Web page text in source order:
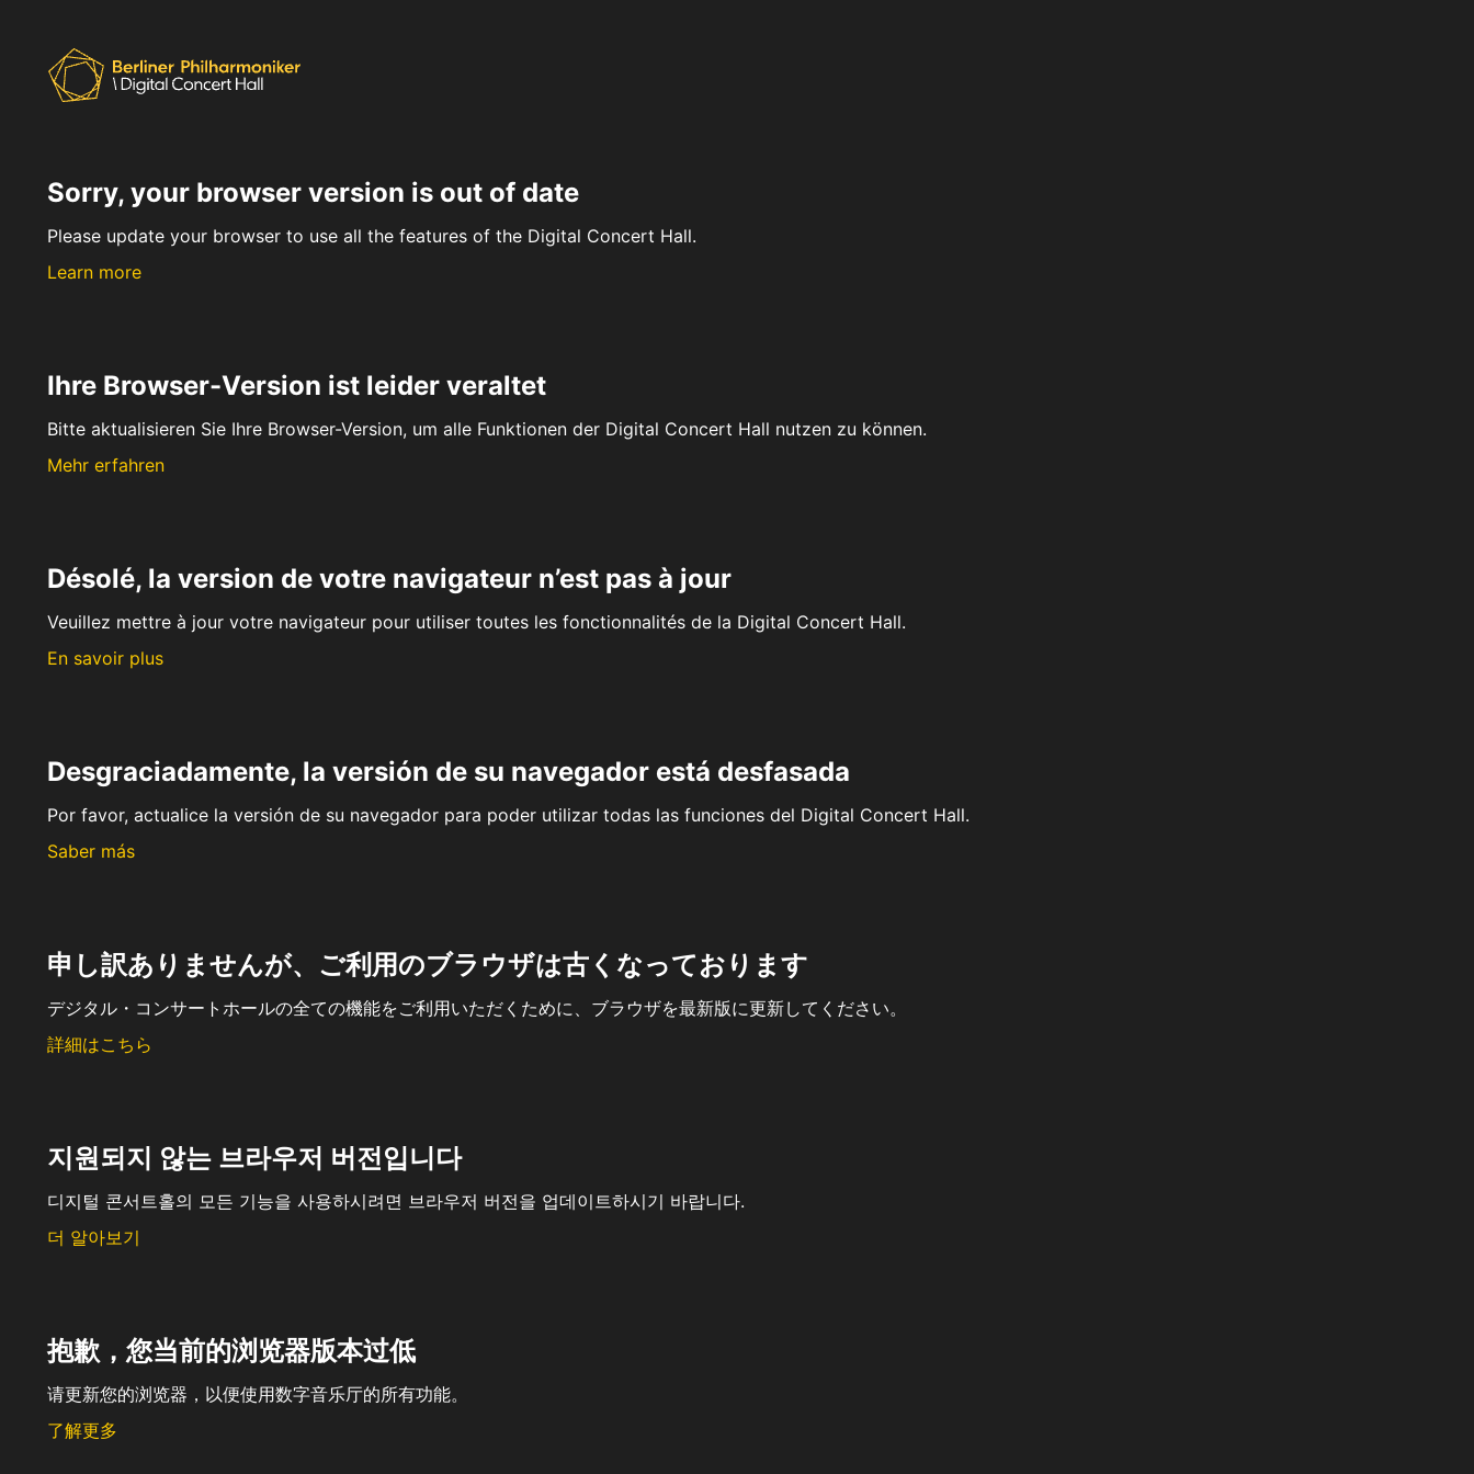
Sorry, your browser version is out of date
Please update your browser to use all the features of the Digital Concert Hall.
Learn more
Ihre Browser-Version ist leider veraltet
Bitte aktualisieren Sie Ihre Browser-Version, um alle Funktionen der Digital Concert Hall nutzen zu können.
Mehr erfahren
Désolé, la version de votre navigateur n’est pas à jour
Veuillez mettre à jour votre navigateur pour utiliser toutes les fonctionnalités de la Digital Concert Hall.
En savoir plus
Desgraciadamente, la versión de su navegador está desfasada
Por favor, actualice la versión de su navegador para poder utilizar todas las funciones del Digital Concert Hall.
Saber más
申し訳ありませんが、ご利用のブラウザは古くなっております
デジタル・コンサートホールの全ての機能をご利用いただくために、ブラウザを最新版に更新してください。
詳細はこちら
지원되지 않는 브라우저 버전입니다
디지털 콘서트홀의 모든 기능을 사용하시려면 브라우저 버전을 업데이트하시기 바랍니다.
더 알아보기
抱歉，您当前的浏览器版本过低
请更新您的浏览器，以便使用数字音乐厅的所有功能。
了解更多